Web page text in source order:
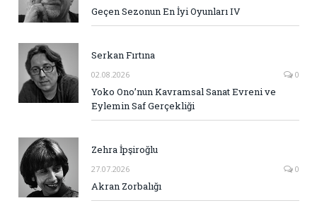
Geçen Sezonun En İyi Oyunları IV
Serkan Fırtına
02.08.2026 0
Yoko Ono’nun Kavramsal Sanat Evreni ve
Eylemin Saf Gerçekliği
Zehra İpşiroğlu
27.07.2026 0
Akran Zorbalığı